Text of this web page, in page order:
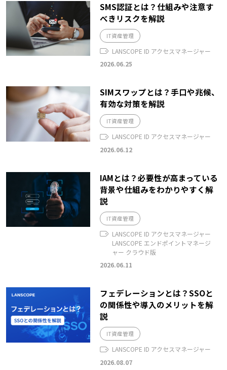
SMS認証とは？仕組みや注意す
べきリスクを解説
IT資産管理
LANSCOPE ID アクセスマネージャー
2026.06.25
SIMスワップとは？手口や兆候、
有効な対策を解説
IT資産管理
LANSCOPE ID アクセスマネージャー
2026.06.12
IAMとは？必要性が高まっている
背景や仕組みをわかりやすく解
説
IT資産管理
LANSCOPE ID アクセスマネージャー
LANSCOPE エンドポイントマネージ
ャー クラウド版
2026.06.11
フェデレーションとは？SSOと
の関係性や導入のメリットを解
説
IT資産管理
LANSCOPE ID アクセスマネージャー
2026.08.07